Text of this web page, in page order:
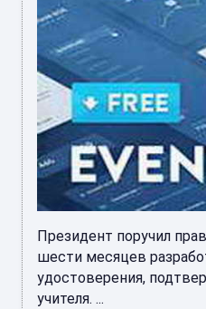
Президент поручил
шести месяцев
удостоверения,
учителя. ...